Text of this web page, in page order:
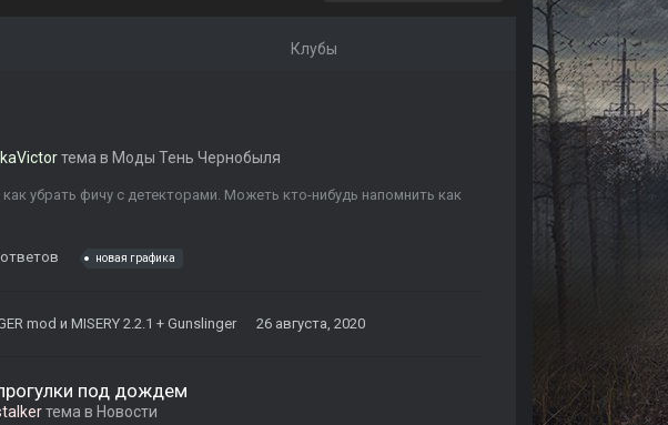
Клубы
тема в Моды Тень Чернобыля
убрать фичу с детекторами. Можеть кто-нибудь напомнить как
новая графика
mod и MISERY 2.2.1 + Gunslinger 26 августа, 2020
прогулки под дождем
тема в Новости